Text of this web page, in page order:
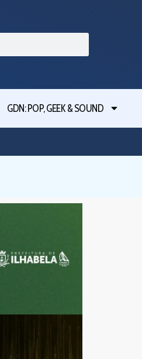
GDN: POP, GEEK & SOUND